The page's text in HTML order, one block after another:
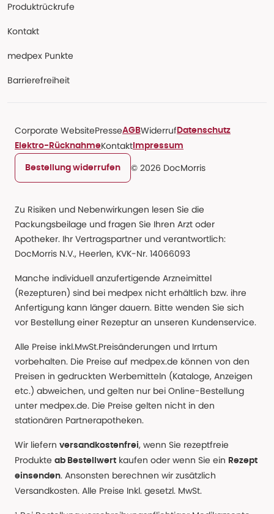
Produktrückrufe
Kontakt
medpex Punkte
Barrierefreiheit
Corporate WebsitePresseAGBWiderruf Datenschutz
Elektro-RücknahmeKontakt Impressum
Bestellung widerrufen © 2026 DocMorris
Zu Risiken und Nebenwirkungen lesen Sie die
Packungsbeilage und fragen Sie Ihren Arzt oder
Apotheker. Ihr Vertragspartner und verantwortlich:
DocMorris N.V., Heerlen, KVK-Nr. 14066093
Manche individuell anzufertigende Arzneimittel
(Rezepturen) sind bei medpex nicht erhältlich bzw. ihre
Anfertigung kann länger dauern. Bitte wenden Sie sich
vor Bestellung einer Rezeptur an unseren Kundenservice.
Alle Preise inkl.MwSt.Preisänderungen und Irrtum
vorbehalten. Die Preise auf medpex.de können von den
Preisen in gedruckten Werbemitteln (Kataloge, Anzeigen
etc.) abweichen, und gelten nur bei Online-Bestellung
unter medpex.de. Die Preise gelten nicht in den
stationären Partnerapotheken.
Wir liefern versandkostenfrei, wenn Sie rezeptfreie
Produkte ab Bestellwert kaufen oder wenn Sie ein Rezept
einsenden. Ansonsten berechnen wir zusätzlich
Versandkosten. Alle Preise Inkl. gesetzl. MwSt.